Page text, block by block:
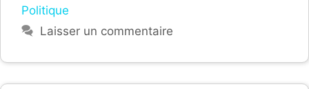
Politique
Laisser un commentaire